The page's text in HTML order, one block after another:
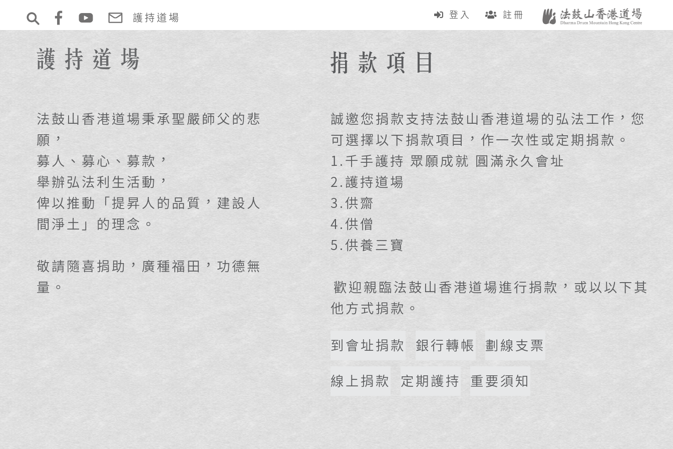
護持道場 登入 註冊
法鼓山香港道場秉承聖嚴師父的悲
願，
募人、募心、募款，
舉辦弘法利生活動，
俾以推動「提昇人的品質，建設人
間淨土」的理念。
敬請隨喜捐助，廣種福田，功德無
量。
誠邀您捐款支持法鼓山香港道場的弘法工作，您
可選擇以下捐款項目，作一次性或定期捐款。
1.千手護持 眾願成就 圓滿永久會址
2.護持道場
3.供齋
4.供僧
5.供養三寶
歡迎親臨法鼓山香港道場進行捐款，或以以下其
他方式捐款。
到會址捐款 銀行轉帳 劃線支票
線上捐款 定期護持 重要須知